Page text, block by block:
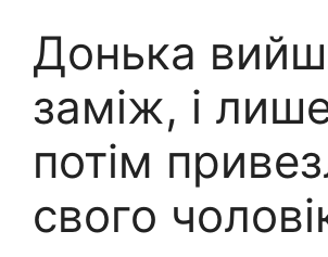
Донька
заміж, і
потім
свого